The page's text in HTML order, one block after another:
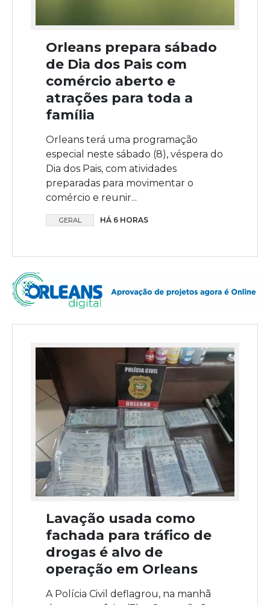
Orleans prepara sábado
de Dia dos Pais com
comércio aberto e
atrações para toda a
família
Orleans terá uma programação
especial neste sábado (8), véspera do
Dia dos Pais, com atividades
preparadas para movimentar o
comércio e reunir...
GERAL HÁ 6 HORAS
Lavação usada como
fachada para tráfico de
drogas é alvo de
operação em Orleans
A Polícia Civil deflagrou, na manhã